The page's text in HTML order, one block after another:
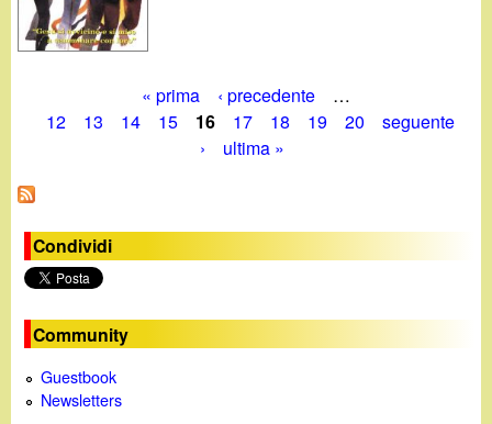
g
i
n
e
« prima ‹ precedente
…
12
13 14 15 16 17 18 19 20
seguente
›
ultima »
Condividi
Community
Guestbook
Newsletters